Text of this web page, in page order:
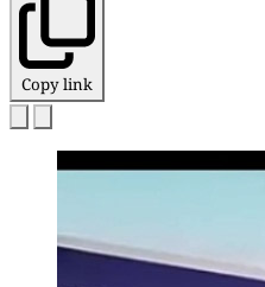
Copy link